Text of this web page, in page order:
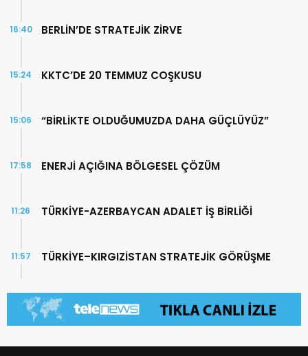
BERLİN’DE STRATEJİK ZİRVE
16:40
KKTC’DE 20 TEMMUZ COŞKUSU
15:24
“BİRLİKTE OLDUĞUMUZDA DAHA GÜÇLÜYÜZ”
15:06
ENERJİ AÇIĞINA BÖLGESEL ÇÖZÜM
17:58
TÜRKİYE-AZERBAYCAN ADALET İŞ BİRLİĞİ
11:26
TÜRKİYE–KIRGIZİSTAN STRATEJİK GÖRÜŞME
11:57